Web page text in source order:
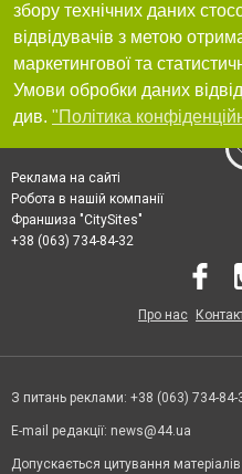
збору технічних даних
відвідувачів з метою
маркетингової та
Умови обробки даних
див. "Політика
Реклама на сайті
Робота в нашій компанії
Франшиза "CitySites"
+38 (063) 734-84-32
Про нас
З питань реклами: +38 (063) 734-84-
E-mail редакції: news@44.ua
Допускається цитування